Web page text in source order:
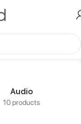
256GB E-SIM”
Audio
10 products